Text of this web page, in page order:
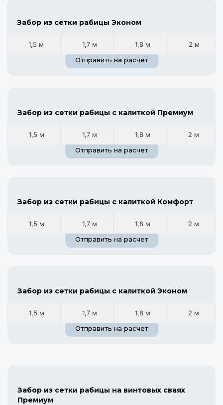
Забор из сетки рабицы Эконом
1,5 м 1,7 м 1,8 м
2 м
Отправить на расчет
Забор из сетки рабицы с калиткой Премиум
1,5 м 1,7 м 1,8 м
2 м
Отправить на расчет
Забор из сетки рабицы с калиткой Комфорт
1,5 м 1,7 м 1,8 м
2 м
Отправить на расчет
Забор из сетки рабицы с калиткой Эконом
1,5 м 1,7 м 1,8 м
2 м
Отправить на расчет
Забор из сетки рабицы на винтовых сваях
Премиум